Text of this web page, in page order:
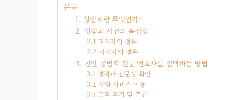
본문
1. 성범죄란 무엇인가?
2. 성범죄 사건의 복잡성
2.1 피해자의 경우
2.2 가해자의 경우
3. 천안 성범죄 전문 변호사를 선택하는 방법
3.1 경력과 전문성 확인
3.2 상담 서비스 이용
3.3 고객 후기 및 추천